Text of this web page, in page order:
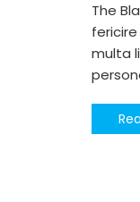
The
multa